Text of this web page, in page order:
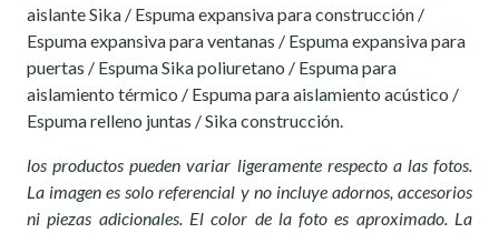
aislante Sika / Espuma expansiva para construcción /
Espuma expansiva para ventanas / Espuma expansiva para
puertas / Espuma Sika poliuretano / Espuma para
aislamiento térmico / Espuma para aislamiento acústico /
Espuma relleno juntas / Sika construcción.
los productos pueden variar ligeramente respecto a las fotos.
La imagen es solo referencial y no incluye adornos, accesorios
ni piezas adicionales. El color de la foto es aproximado. La